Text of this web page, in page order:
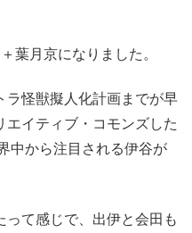
葉月京になりました。
ラ怪獣擬人化計画までが早
エイティブ・コモンズした
中から注目される伊谷が
て感じで、出伊と会田も